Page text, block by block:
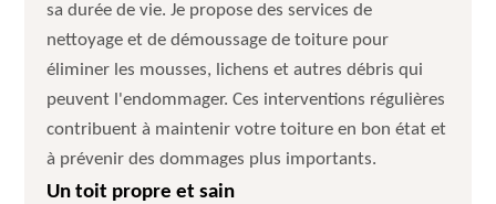
sa durée de vie. Je propose des services de
nettoyage et de démoussage de toiture pour
éliminer les mousses, lichens et autres débris qui
peuvent l'endommager. Ces interventions régulières
contribuent à maintenir votre toiture en bon état et
à prévenir des dommages plus importants.
Un toit propre et sain